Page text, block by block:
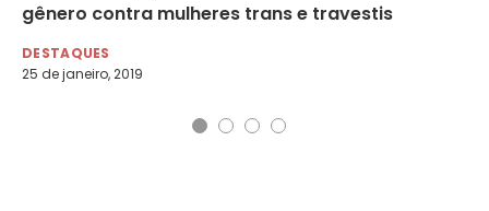
gênero contra mulheres trans e travestis
DESTAQUES
25 de janeiro, 2019